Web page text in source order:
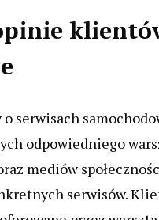
serwisach
odpowiedniego
mediów
serwisów.